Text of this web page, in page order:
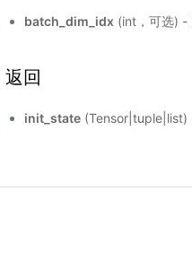
batch_dim_idx (int，可选) -
返回
init_state (Tensor|tuple|list)